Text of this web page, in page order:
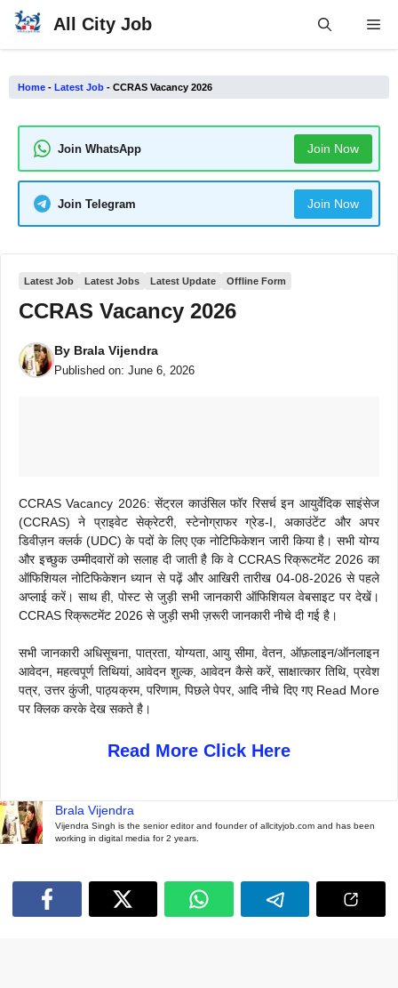
Skip
All City Job
Home - Latest Job - CCRAS Vacancy 2026
Join WhatsApp Join Now
Join Telegram Join Now
Latest Job Latest Jobs Latest Update Offline Form
CCRAS Vacancy 2026
By Brala Vijendra
Published on: June 6, 2026
CCRAS Vacancy 2026: सेंट्रल काउंसिल फॉर रिसर्च इन आयुर्वेदिक साइंसेज
(CCRAS) ने प्राइवेट सेक्रेटरी, स्टेनोग्राफर ग्रेड-I, अकाउंटेंट और अपर
डिवीज़न क्लर्क (UDC) के पदों के लिए एक नोटिफिकेशन जारी किया है। सभी योग्य
और इच्छुक उम्मीदवारों को सलाह दी जाती है कि वे CCRAS रिक्रूटमेंट 2026 का
ऑफिशियल नोटिफिकेशन ध्यान से पढ़ें और आखिरी तारीख 04-08-2026 से पहले
अप्लाई करें। साथ ही, पोस्ट से जुड़ी सभी जानकारी ऑफिशियल वेबसाइट पर देखें।
CCRAS रिक्रूटमेंट 2026 से जुड़ी सभी ज़रूरी जानकारी नीचे दी गई है।
सभी जानकारी अधिसूचना, पात्रता, योग्यता, आयु सीमा, वेतन, ऑफ़लाइन/ऑनलाइन
आवेदन, महत्वपूर्ण तिथियां, आवेदन शुल्क, आवेदन कैसे करें, साक्षात्कार तिथि, प्रवेश
पत्र, उत्तर कुंजी, पाठ्यक्रम, परिणाम, पिछले पेपर, आदि नीचे दिए गए Read More
पर क्लिक करके देख सकते है।
Read More Click Here
Brala Vijendra
Vijendra Singh is the senior editor and founder of allcityjob.com and has been
working in digital media for 2 years.